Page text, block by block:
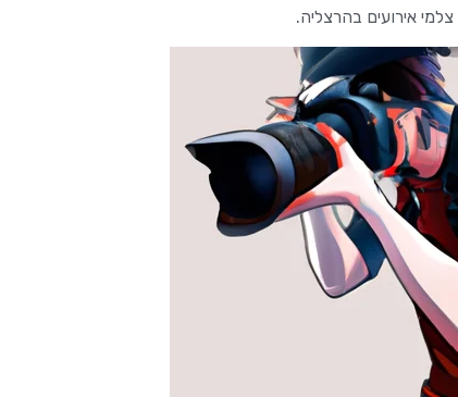
אירועים בהרצליה.